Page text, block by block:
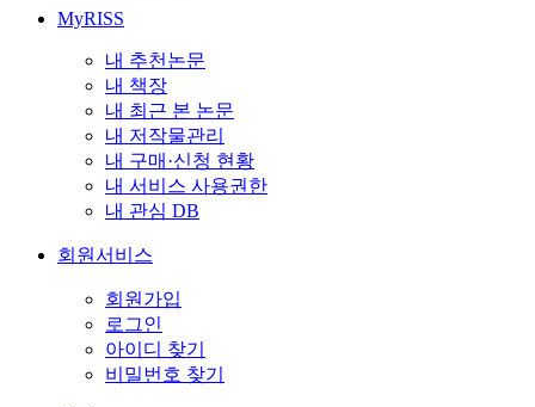
MyRISS
내 추천논문
내 책장
내 최근 본 논문
내 저작물관리
내 구매·신청 현황
내 서비스 사용권한
내 관심 DB
회원서비스
회원가입
로그인
아이디 찾기
비밀번호 찾기